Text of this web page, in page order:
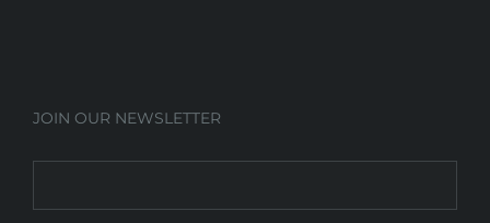
JOIN OUR NEWSLETTER